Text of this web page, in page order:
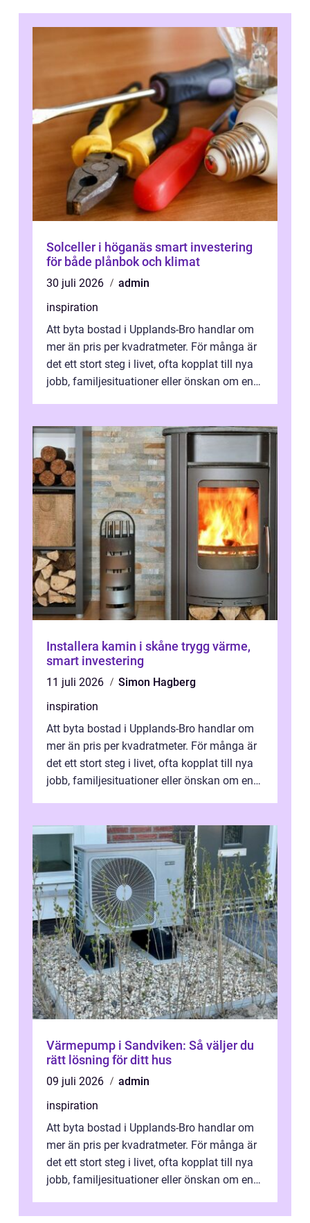
Solceller i höganäs smart investering
för både plånbok och klimat
30 juli 2026
admin
inspiration
Att byta bostad i Upplands-Bro handlar om
mer än pris per kvadratmeter. För många är
det ett stort steg i livet, ofta kopplat till nya
jobb, familjesituationer eller önskan om en
Installera kamin i skåne trygg värme,
smart investering
11 juli 2026
Simon Hagberg
inspiration
Att byta bostad i Upplands-Bro handlar om
mer än pris per kvadratmeter. För många är
det ett stort steg i livet, ofta kopplat till nya
jobb, familjesituationer eller önskan om en
Värmepump i Sandviken: Så väljer du
rätt lösning för ditt hus
09 juli 2026
admin
inspiration
Att byta bostad i Upplands-Bro handlar om
mer än pris per kvadratmeter. För många är
det ett stort steg i livet, ofta kopplat till nya
jobb, familjesituationer eller önskan om en